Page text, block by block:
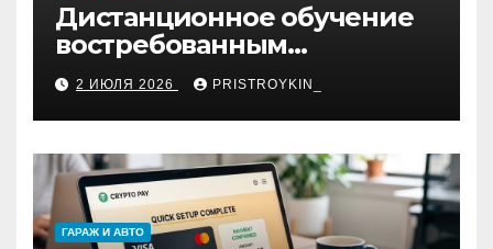
Дистанционное обучение
востребованным
профессиям
2 ИЮЛЯ 2026 PRISTROYKIN_
ГАРАЖ И АВТО